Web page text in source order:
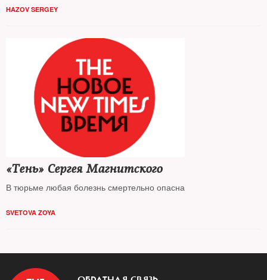
HAZOV SERGEY
«Тень» Сергея Магнитского
В тюрьме любая болезнь смертельно опасна
SVETOVA ZOYA